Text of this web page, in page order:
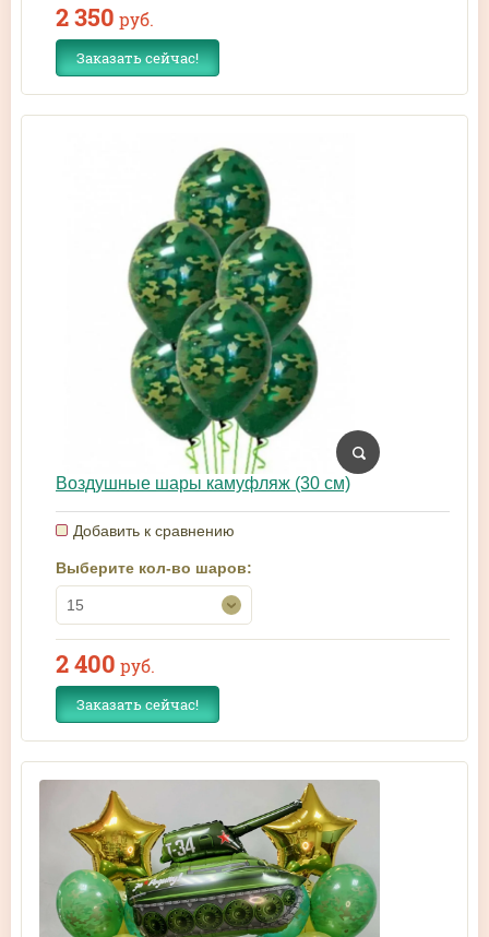
2 350 руб.
Заказать сейчас!
Воздушные шары камуфляж (30 см)
Добавить к сравнению
Выберите кол-во шаров:
15
2 400 руб.
Заказать сейчас!